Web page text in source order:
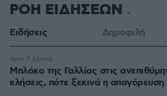
ΡΟΗ ΕΙΔΗΣΕΩΝ
Ειδήσεις Δημοφιλή
Μπλόκο της Γαλλίας στις
κλήσεις, πότε ξεκινά η απαγόρευση
πριν 7 λεπτά